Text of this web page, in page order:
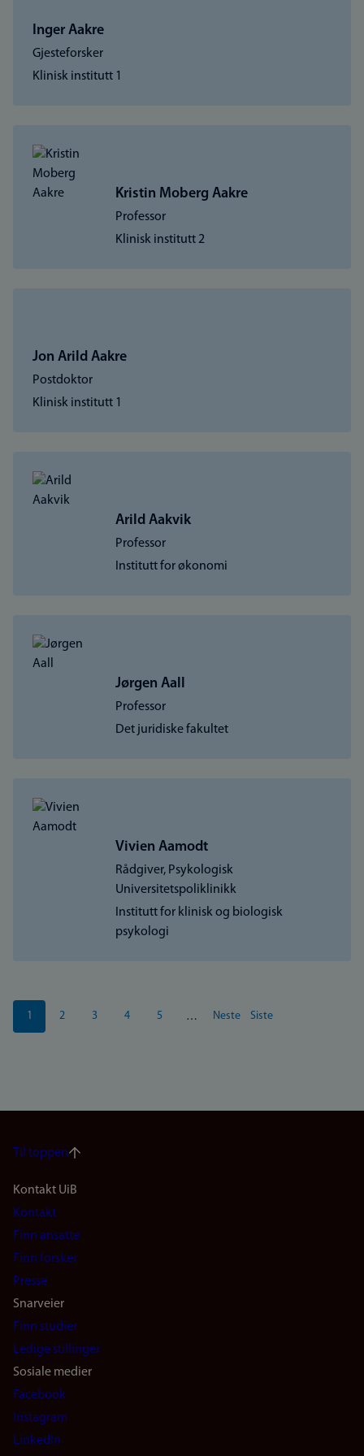
Inger Aakre
Gjesteforsker
Klinisk institutt 1
Kristin Moberg Aakre
Professor
Klinisk institutt 2
Jon Arild Aakre
Postdoktor
Klinisk institutt 1
Arild Aakvik
Professor
Institutt for økonomi
Jørgen Aall
Professor
Det juridiske fakultet
Vivien Aamodt
Rådgiver, Psykologisk
Universitetspoliklinikk
Institutt for klinisk og biologisk
psykologi
Sider
Nåværende
side
1 Side
2 Side
3 Side
4 Side
5 …
Neste
Neste
Siste
Siste
Til toppen
Footer
navigation
(no)
Kontakt UiB
Kontakt
Finn ansatte
Finn forsker
Presse
Snarveier
Finn studier
Ledige stillinger
Sosiale medier
Facebook
Instagram
LinkedIn